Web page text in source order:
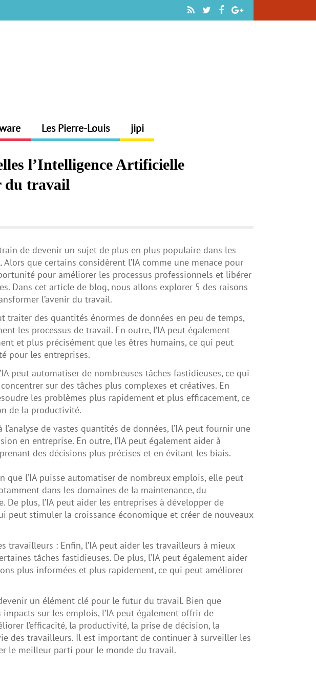
Les Pierre-Louis jipi
l’Intelligence Artificielle
du travail
de devenir un sujet de plus en plus populaire dans les
que certains considèrent l’IA comme une menace pour
pour améliorer les processus professionnels et libérer
Dans cet article de blog, nous allons explorer 5 des raisons
l’avenir du travail.
traiter des quantités énormes de données en peu de temps,
les processus de travail. En outre, l’IA peut également
et plus précisément que les êtres humains, ce qui peut
pour les entreprises.
peut automatiser de nombreuses tâches fastidieuses, ce qui
sur des tâches plus complexes et créatives. En
les problèmes plus rapidement et plus efficacement, ce
de la productivité.
de vastes quantités de données, l’IA peut fournir une
en entreprise. En outre, l’IA peut également aider à
des décisions plus précises et en évitant les biais.
que l’IA puisse automatiser de nombreux emplois, elle peut
dans les domaines de la maintenance, du
De plus, l’IA peut aider les entreprises à développer de
peut stimuler la croissance économique et créer de nouveaux
travailleurs : Enfin, l’IA peut aider les travailleurs à mieux
tâches fastidieuses. De plus, l’IA peut également aider
plus informées et plus rapidement, ce qui peut améliorer
un élément clé pour le futur du travail. Bien que
sur les emplois, l’IA peut également offrir de
l’efficacité, la productivité, la prise de décision, la
des travailleurs. Il est important de continuer à surveiller les
le meilleur parti pour le monde du travail.